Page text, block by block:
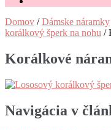
Domov /Dámske náramky
korálkový šperk na nohu /
Korálkové
Navigácia v